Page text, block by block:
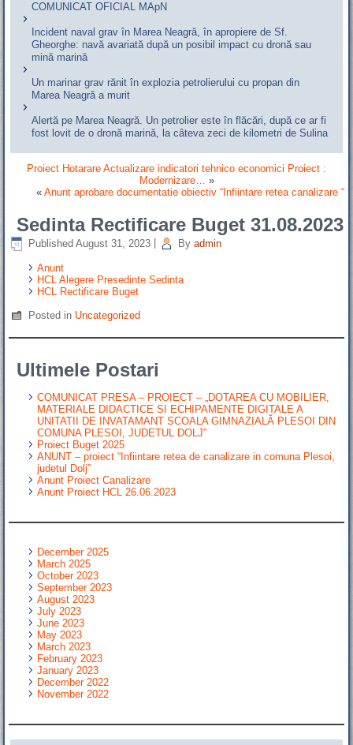
COMUNICAT OFICIAL MApN
Incident naval grav în Marea Neagră, în apropiere de Sf.
Gheorghe: navă avariată după un posibil impact cu dronă sau
mină marină
Un marinar grav rănit în explozia petrolierului cu propan din
Marea Neagră a murit
Alertă pe Marea Neagră. Un petrolier este în flăcări, după ce ar fi
fost lovit de o dronă marină, la câteva zeci de kilometri de Sulina
Proiect Hotarare Actualizare indicatori tehnico economici Proiect :
Modernizare… »
« Anunt aprobare documentatie obiectiv “Infiintare retea canalizare “
Sedinta Rectificare Buget 31.08.2023
Published August 31, 2023 By admin
Anunt
HCL Alegere Presedinte Sedinta
HCL Rectificare Buget
Posted in Uncategorized
Ultimele Postari
COMUNICAT PRESA – PROIECT – „DOTAREA CU MOBILIER,
MATERIALE DIDACTICE SI ECHIPAMENTE DIGITALE A
UNITATII DE INVATAMANT SCOALA GIMNAZIALĂ PLESOI DIN
COMUNA PLESOI, JUDETUL DOLJ”
Proiect Buget 2025
ANUNT – proiect “Infiintare retea de canalizare in comuna Plesoi,
judetul Dolj”
Anunt Proiect Canalizare
Anunt Proiect HCL 26.06.2023
December 2025
March 2025
October 2023
September 2023
August 2023
July 2023
June 2023
May 2023
March 2023
February 2023
January 2023
December 2022
November 2022